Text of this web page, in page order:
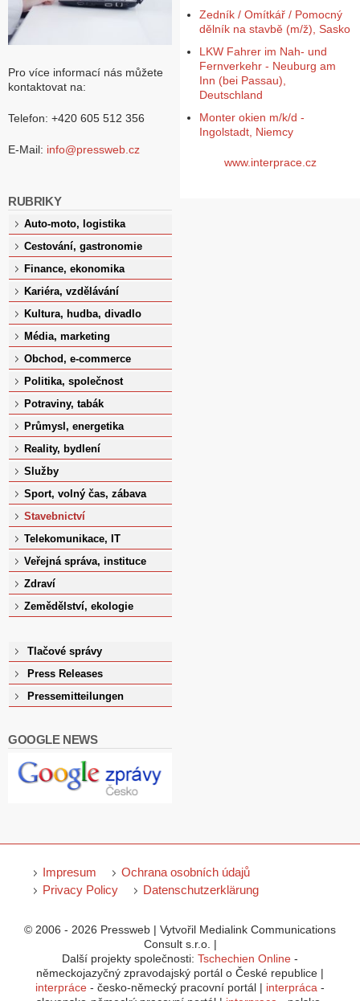
Pro více informací nás můžete
kontaktovat na:
Telefon: +420 605 512 356
E-Mail: info@pressweb.cz
RUBRIKY
Auto-moto, logistika
Cestování, gastronomie
Finance, ekonomika
Kariéra, vzdělávání
Kultura, hudba, divadlo
Média, marketing
Obchod, e-commerce
Politika, společnost
Potraviny, tabák
Průmysl, energetika
Reality, bydlení
Služby
Sport, volný čas, zábava
Stavebnictví
Telekomunikace, IT
Veřejná správa, instituce
Zdraví
Zemědělství, ekologie
Tlačové správy
Press Releases
Pressemitteilungen
GOOGLE NEWS
Zedník / Omítkář / Pomocný
dělník na stavbě (m/ž), Sasko
LKW Fahrer im Nah- und
Fernverkehr - Neuburg am
Inn (bei Passau),
Deutschland
Monter okien m/k/d -
Ingolstadt, Niemcy
www.interprace.cz
Impresum
Ochrana osobních údajů
Privacy Policy
Datenschutzerklärung
© 2006 - 2026 Pressweb | Vytvořil Medialink Communications
Consult s.r.o. |
Další projekty společnosti: Tschechien Online -
německojazyčný zpravodajský portál o České republice |
interpráce - česko-německý pracovní portál | interpráca -